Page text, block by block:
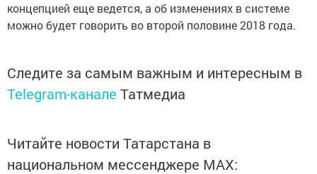
концепцией еще ведется, а об изменениях в системе
можно будет говорить во второй половине 2018 года.
Следите за самым важным и интересным в
Telegram-канале Татмедиа
Читайте новости Татарстана в
национальном мессенджере MАХ: